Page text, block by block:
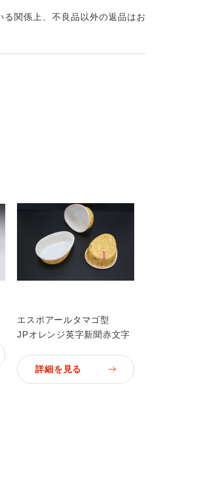
関係上、不良品以外の返品はお
エスポアールタマゴ型
JPオレンジ英字新聞赤文字
詳細を見る